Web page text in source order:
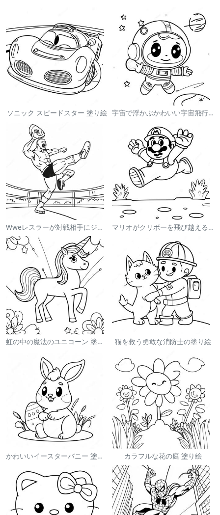
ソニック スピードスター 塗り絵 宇宙で浮かぶかわいい宇宙飛行士 塗り絵
Wweレスラーが対戦相手にジャンプする塗り絵 マリオがクリボーを飛び越える塗り絵
虹の中の魔法のユニコーン 塗り絵 猫を救う勇敢な消防士の塗り絵
かわいいイースターバニー 塗り絵 カラフルな花の庭 塗り絵